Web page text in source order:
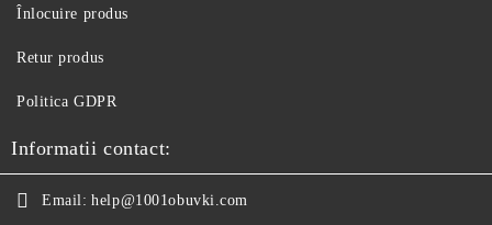
Înlocuire produs
Retur produs
Politica GDPR
Informatii contact:
Email: help@1001obuvki.com